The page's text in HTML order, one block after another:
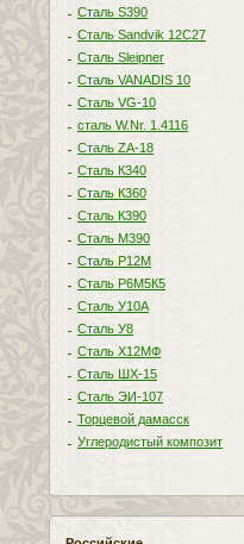
Сталь S390
Сталь Sandvik 12C27
Сталь Sleipner
Сталь VANADIS 10
Сталь VG-10
сталь W.Nr. 1.4116
Сталь ZA-18
Сталь К340
Сталь К360
Сталь К390
Сталь М390
Сталь Р12М
Сталь Р6М5К5
Сталь У10А
Сталь У8
Сталь Х12МФ
Сталь ШХ-15
Сталь ЭИ-107
Торцевой дамасск
Углеродистый композит